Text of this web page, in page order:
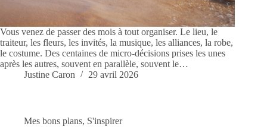
Vous venez de passer des mois à tout organiser. Le lieu, le
traiteur, les fleurs, les invités, la musique, les alliances, la robe,
le costume. Des centaines de micro-décisions prises les unes
après les autres, souvent en parallèle, souvent le…
Justine Caron
29 avril 2026
Mes bons plans, S'inspirer